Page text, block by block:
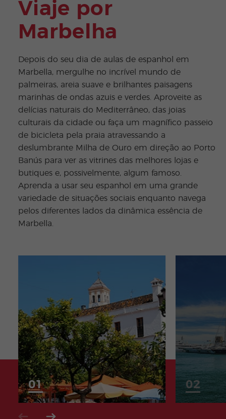
Viaje por
Marbelha
Depois do seu dia de aulas de espanhol em
Marbella, mergulhe no incrível mundo de
palmeiras, areia suave e brilhantes paisagens
marinhas de ondas azuis e verdes. Aproveite as
delícias naturais do Mediterrâneo, das joias
culturais da cidade ou faça um magnífico passeio
de bicicleta pela praia atravessando a
deslumbrante Milha de Ouro em direção ao Porto
Banús para ver as vitrines das melhores lojas e
butiques e, possivelmente, algum famoso.
Aprenda a usar seu espanhol em uma grande
variedade de situações sociais enquanto navega
pelos diferentes lados da dinâmica essência de
Marbella.